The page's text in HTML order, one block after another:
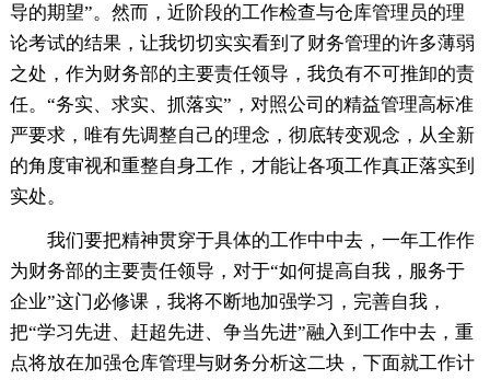
导的期望”。然而，近阶段的工作检查与仓库管理员的理
论考试的结果，让我切切实实看到了财务管理的许多薄弱
之处，作为财务部的主要责任领导，我负有不可推卸的责
任。“务实、求实、抓落实”，对照公司的精益管理高标准
严要求，唯有先调整自己的理念，彻底转变观念，从全新
的角度审视和重整自身工作，才能让各项工作真正落实到
实处。
我们要把精神贯穿于具体的工作中中去，一年工作作
为财务部的主要责任领导，对于“如何提高自我，服务于
企业”这门必修课，我将不断地加强学习，完善自我，
把“学习先进、赶超先进、争当先进”融入到工作中去，重
点将放在加强仓库管理与财务分析这二块，下面就工作计